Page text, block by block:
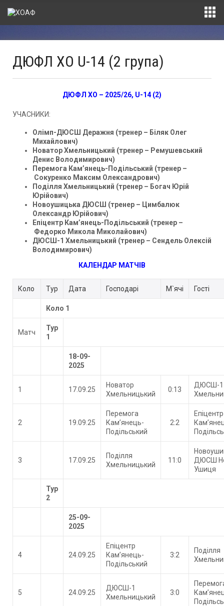
ДЮФЛ ХО U-14 (2 група)
ДЮФЛ ХО – 2025/26, U-14 (2)
УЧАСНИКИ:
Олімп-ДЮСШ Деражня (тренер – Біляк Олег
Михайлович)
Новатор Хмельницький (тренер – Ремушевський
Денис Володимирович)
Перемога Кам’янець-Подільський (тренер –
Сокуренко Максим Олександрович)
Поділля Хмельницький (тренер – Богач Юрій
Юрійович)
Новоушицька ДЮСШ (тренер – Цимбалюк
Олександр Юрійович)
Епіцентр Кам’янець-Подільський (тренер –
Федорко Микола Миколайович)
ДЮСШ-1 Хмельницький (тренер – Сендель Олексій
Володимирович)
КАЛЕНДАР МАТЧІВ
Коло Тур Дата Господарі М`ячi Гості
Коло 1
Матч
Тур
1
18-09-
2025
1 17.09.25
Новатор
Хмельницький
0:13
ДЮСШ-1
2 19.09.25
Перемога
Кам’янець-
Подільський
2:2
Епіцентр
3 17.09.25
Поділля
Хмельницький
11:0
ДЮСШ
Ушиця
Тур
2
25-09-
2025
4 24.09.25
Епіцентр
Кам’янець-
Подільський
3:2
Поділля
5 24.09.25
ДЮСШ-1
Хмельницький
3:0